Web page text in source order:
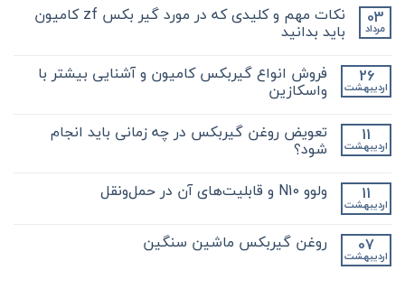
03
مرداد
نکات مهم و کلیدی که در مورد گیر بکس zf کامیون
باید بدانید
دیدگاهی
نکات
مهم
کلیدی
در
مورد
بکس
کامیون
باید
نشده 26
اردیبهشت
فروش انواع گیربکس کامیون و آشنایی بیشتر با
واسکازین
برای
فروش
انواع
و
آشنایی
واسکازین
ثبت
نشده 11
اردیبهشت
تعویض روغن گیربکس در چه زمانی باید انجام
شود؟
برای
تعویض
در
چه
ثبت
نشده 11
اردیبهشت
ولوو N10 و قابلیت‌های آن در حمل‌ونقل
ولوو
N10
ثبت
نشده 07
اردیبهشت
روغن گیربکس ماشین سنگین